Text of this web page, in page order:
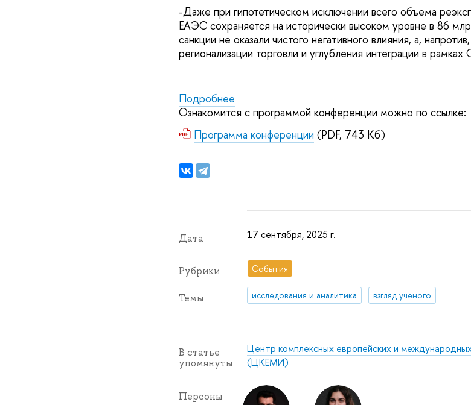
-Даже при гипотетическом исключении всего объема
ЕАЭС сохраняется на исторически высоком уровне в 86
санкции не оказали чистого негативного влияния, а,
регионализации торговли и углубления интеграции в рамках
Подробнее
Ознакомится с программой конференции можно по ссылке:
Программа конференции (PDF, 743 Кб)
Дата 17 сентября, 2025 г.
Рубрики События
Темы исследования и аналитика взгляд ученого
В статье
упомянуты
Центр комплексных европейских и
(ЦКЕМИ)
Персоны